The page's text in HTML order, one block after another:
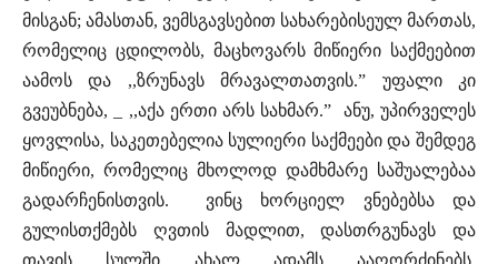
მისგან; ამასთან, ვემსგავსებით სახარებისეულ მართას,
რომელიც ცდილობს, მაცხოვარს მიწიერი საქმეებით
აამოს და ,,ზრუნავს მრავალთათვის.” უფალი კი
გვეუბნება, _ ,,აქა ერთი არს სახმარ.” ანუ, უპირველეს
ყოვლისა, საკეთებელია სულიერი საქმეები და შემდეგ
მიწიერი, რომელიც მხოლოდ დამხმარე საშუალებაა
გადარჩენისთვის. ვინც ხორციელ ვნებებსა და
გულისთქმებს ღვთის მადლით, დასთრგუნავს და